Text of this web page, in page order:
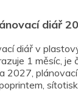
diář
diář v
1 měsíc, je
2027,